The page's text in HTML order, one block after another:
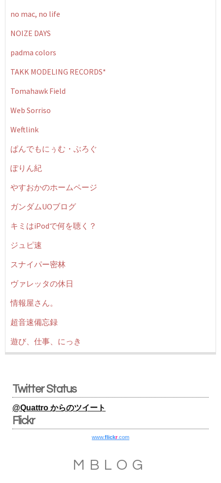
no mac, no life
NOIZE DAYS
padma colors
TAKK MODELING RECORDS*
Tomahawk Field
Web Sorriso
Weftlink
ぱんでもにぅむ・ぶろぐ
ぽりん紀
やすおかのホームページ
ガンダムUOブログ
キミはiPodで何を聴く？
ジュピ速
スナイパー密林
ヴァレッタの休日
情報屋さん。
超音速備忘録
遊び、仕事、にっき
Twitter Status
@Quattro からのツイート
Flickr
www.flickr.com
MBLOG